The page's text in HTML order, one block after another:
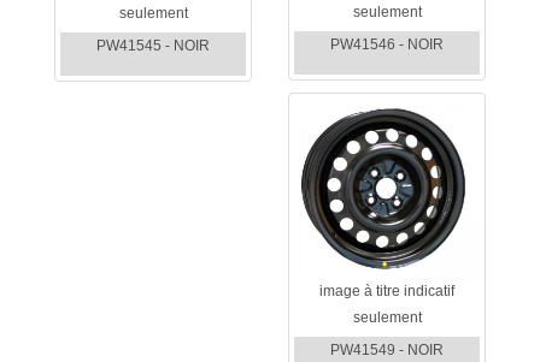
seulement
PW41545 - NOIR
seulement
PW41546 - NOIR
image à titre indicatif
seulement
PW41549 - NOIR